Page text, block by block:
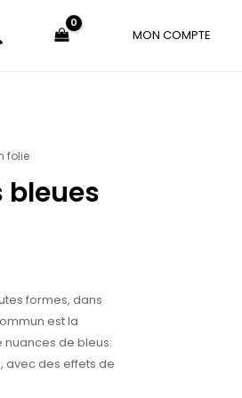
MON COMPTE
folie
bleues
formes, dans
est la
de bleus:
avec des effets de